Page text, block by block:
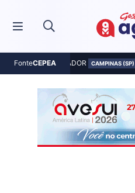
FonteCEPEA
MILHO - INDICADOR CAMPINAS (SP)